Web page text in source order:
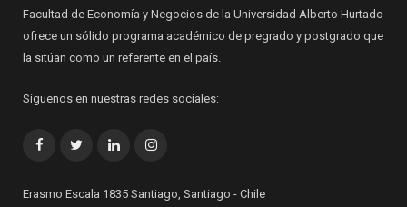
Facultad de Economía y Negocios de la Universidad Alberto Hurtado
ofrece un sólido programa académico de pregrado y postgrado que
la sitúan como un referente en el país.
Síguenos en nuestras redes sociales:
FacebookTwitterLinkedInInstagram
Erasmo Escala 1835 Santiago, Santiago - Chile